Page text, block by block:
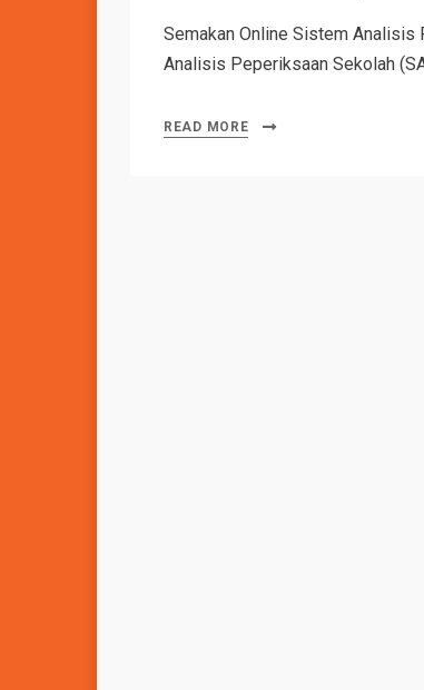
Semakan Online Sistem Analisis
Analisis Peperiksaan Sekolah
READ MORE